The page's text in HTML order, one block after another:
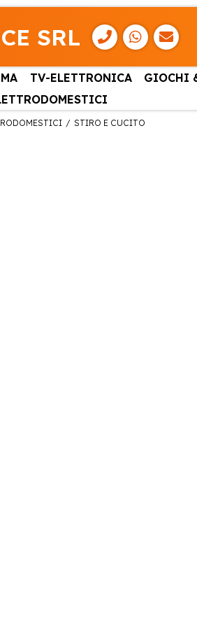
SRL
TV-ELETTRONICA GIOCHI
STIRO E CUCITO